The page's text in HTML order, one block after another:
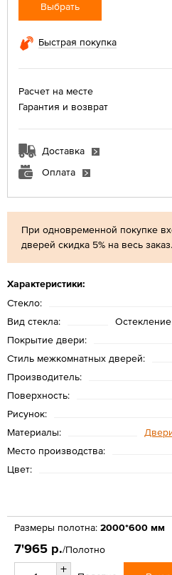
При одновременной покупке
дверей скидка 5% на весь заказ.
Характеристики:
Стекло:
Вид стекла:
Покрытие двери:
Стиль межкомнатных дверей:
Производитель:
Поверхность:
Рисунок:
Материалы:
Место производства:
Цвет:
Выбрать
Быстрая покупка
Расчет на месте
Гарантия и возврат
Доставка
Оплата
Размеры полотна: 2000*600 мм
7'965 р./Полотно
+